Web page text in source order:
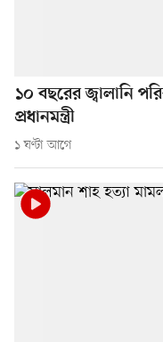
১০ বছরের জ্বালানি
প্রধানমন্ত্রী
১ ঘণ্টা আগে